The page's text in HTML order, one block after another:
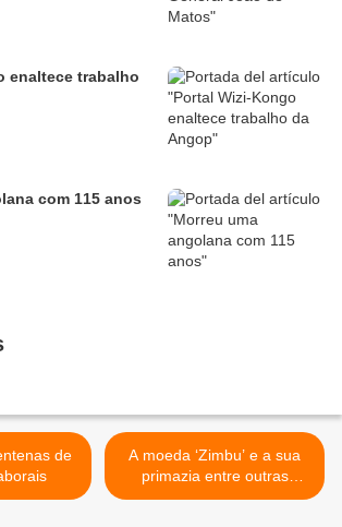
enaltece trabalho
com 115 anos
A moeda ‘Zimbu’ e a sua
primazia entre outras
‘moedas’ de troca >